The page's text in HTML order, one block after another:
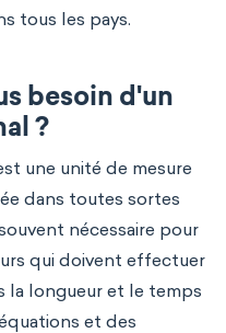
tous les pays.
besoin d'un
?
une unité de mesure
dans toutes sortes
nécessaire pour
qui doivent effectuer
la longueur et le temps
et des